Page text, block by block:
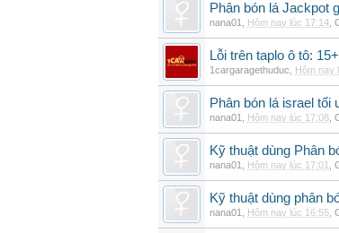
Phân bón lá Jackpot
nana01 Hôm nay lúc 17:14
Lỗi trên taplo ô tô:
1cargaragethuduc Hôm nay
Phân bón lá israel
nana01 Hôm nay lúc 17:08
Kỹ thuật dùng Phân
nana01 Hôm nay lúc 17:01
Kỹ thuật dùng phân
nana01 Hôm nay lúc 16:55